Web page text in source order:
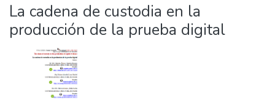
All of DSpace
Statistics
La cadena de custodia en la
producción de la prueba digital